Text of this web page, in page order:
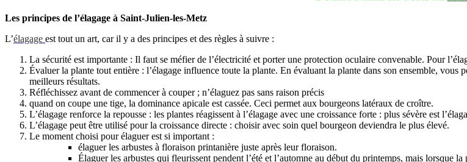
Les principes de l’élagage à Saint-Julien-les-Metz
L’élagage est tout un art, car il y a des principes et des règles à suivre :
La sécurité est importante : Il faut se méfier de l’électricité et porter une protection oculaire convenable. Pour
Évaluer la plante tout entière : l’élagage influence toute la plante. En évaluant la plante dans son ensemble,
meilleurs résultats.
Réfléchissez avant de commencer à couper ; n’élaguez pas sans raison précis
quand on coupe une tige, la dominance apicale est cassée. Ceci permet aux bourgeons latéraux de croître.
L’élagage renforce la repousse : les plantes réagissent à l’élagage avec une croissance forte : plus sévère est
L’élagage peut être utilisé pour la croissance directe : choisir avec soin quel bourgeon deviendra le plus élevé.
Le moment choisi pour élaguer est si important :
élaguer les arbustes à floraison printanière juste après leur floraison.
Élaguer les arbustes qui fleurissent pendent l’été et l’automne au début du printemps, mais lorsque la